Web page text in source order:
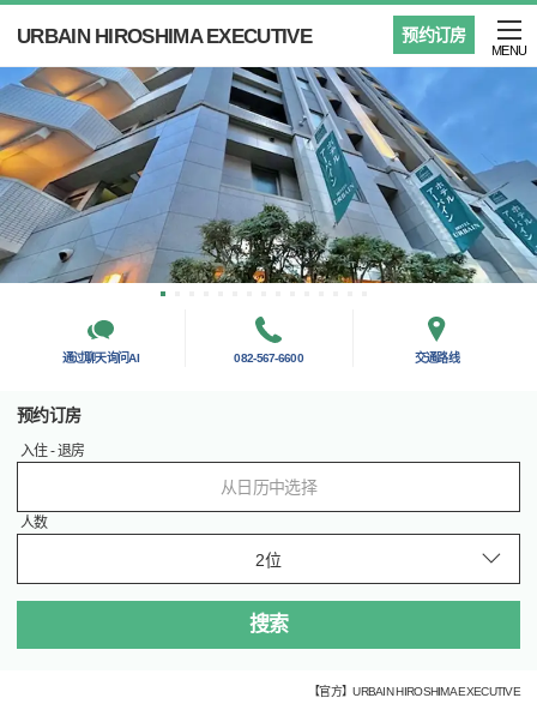
预约订房
URBAIN HIROSHIMA EXECUTIVE
MENU
通过聊天询问AI 082-567-6600 交通路线
预约订房
入住 - 退房
从日历中选择
人数
搜索
【官方】URBAIN HIROSHIMA EXECUTIVE